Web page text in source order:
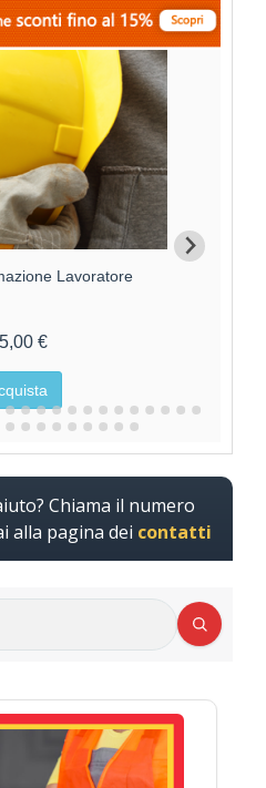
Lavoratore
€
Chiama il numero
alla pagina dei contatti